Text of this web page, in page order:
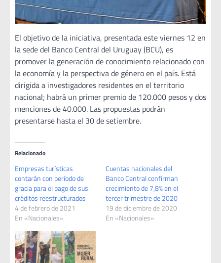
El objetivo de la iniciativa, presentada este viernes 12 en
la sede del Banco Central del Uruguay (BCU), es
promover la generación de conocimiento relacionado con
la economía y la perspectiva de género en el país. Está
dirigida a investigadores residentes en el territorio
nacional; habrá un primer premio de 120.000 pesos y dos
menciones de 40.000. Las propuestas podrán
presentarse hasta el 30 de setiembre.
Relacionado
Empresas turísticas
contarán con período de
gracia para el pago de sus
créditos reestructurados
4 de febrero de 2021
En «Nacionales»
Cuentas nacionales del
Banco Central confirman
crecimiento de 7,8% en el
tercer trimestre de 2020
19 de diciembre de 2020
En «Nacionales»